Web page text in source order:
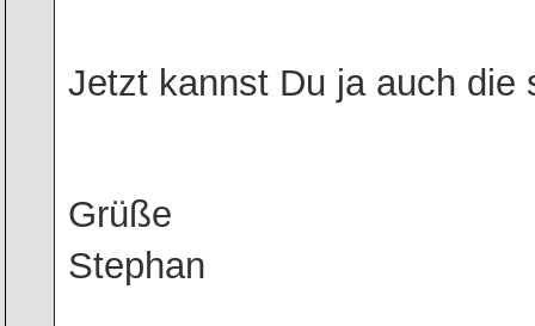
Jetzt kannst Du ja auch
Grüße
Stephan